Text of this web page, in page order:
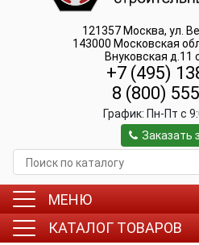
121357 Москва, ул.
143000 Московская
Внуковская д.11
+7 (495)
8 (800)
График: Пн-Пт c
Заказать
МЕНЮ
КАТАЛОГ ТОВАРОВ